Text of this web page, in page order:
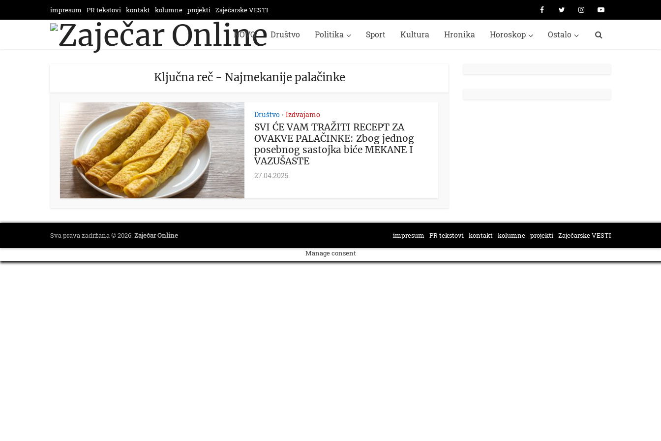
impresum PR tekstovi kontakt kolumne projekti Zaječarske VESTI
NOVO Društvo Politika Sport Kultura Hronika Horoskop Ostalo
Ključna reč - Najmekanije palačinke
Društvo • Izdvajamo
SVI ĆE VAM TRAŽITI RECEPT ZA
OVAKVE PALAČINKE: Zbog jednog
posebnog sastojka biće MEKANE I
VAZUŠASTE
27.04.2025.
Sva prava zadržana © 2026.Zaječar Online impresum PR tekstovi kontakt kolumne projekti Zaječarske VESTI
Manage consent